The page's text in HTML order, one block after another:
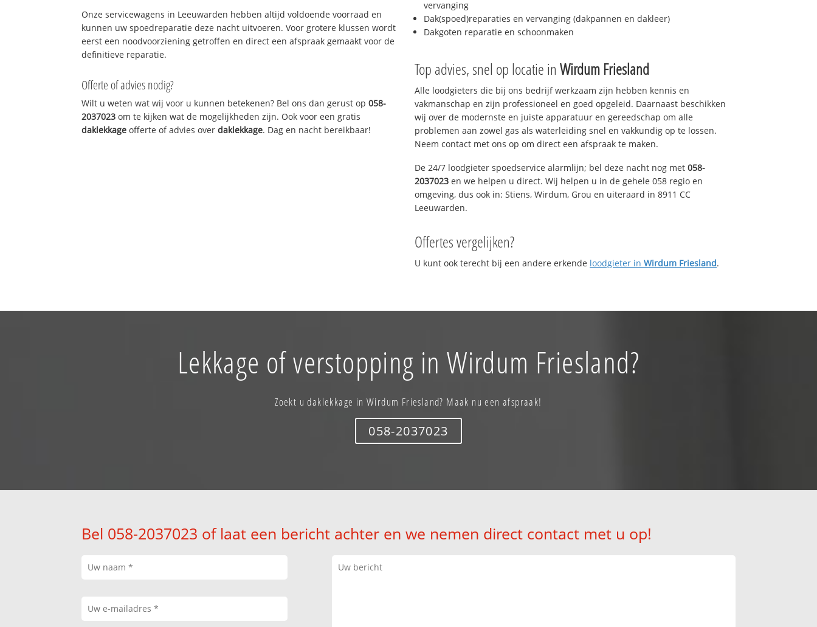
Onze servicewagens in Leeuwarden hebben altijd voldoende voorraad en
kunnen uw spoedreparatie deze nacht uitvoeren. Voor grotere klussen wordt
eerst een noodvoorziening getroffen en direct een afspraak gemaakt voor de
definitieve reparatie.
Offerte of advies nodig?
Wilt u weten wat wij voor u kunnen betekenen? Bel ons dan gerust op058-
2037023 om te kijken wat de mogelijkheden zijn. Ook voor een gratis
daklekkage offerte of advies overdaklekkage. Dag en nacht bereikbaar!
vervanging
Dak(spoed)reparaties en vervanging (dakpannen en dakleer)
Dakgoten reparatie en schoonmaken
Top advies, snel op locatie in Wirdum Friesland
Alle loodgieters die bij ons bedrijf werkzaam zijn hebben kennis en
vakmanschap en zijn professioneel en goed opgeleid. Daarnaast beschikken
wij over de modernste en juiste apparatuur en gereedschap om alle
problemen aan zowel gas als waterleiding snel en vakkundig op te lossen.
Neem contact met ons op om direct een afspraak te maken.
De 24/7 loodgieter spoedservice alarmlijn; bel deze nacht nog met 058-
2037023 en we helpen u direct. Wij helpen u in de gehele 058 regio en
omgeving, dus ook in: Stiens, Wirdum, Grou en uiteraard in 8911 CC
Leeuwarden.
Offertes vergelijken?
U kunt ook terecht bij een andere erkende loodgieter in Wirdum Friesland.
Lekkage of verstopping in Wirdum Friesland?
Zoekt u daklekkage in Wirdum Friesland? Maak nu een afspraak!
058-2037023
Bel 058-2037023 of laat een bericht achter en we nemen direct contact met u op!